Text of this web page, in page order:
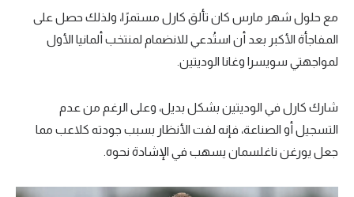
مع حلول شهر مارس كان تألق كارل مستمرًا، ولذلك حصل على
المفاجأة الأكبر بعد أن استُدعي للانضمام لمنتخب ألمانيا الأول
لمواجهتي سويسرا وغانا الوديتين.
شارك كارل في الوديتين بشكل بديل، وعلى الرغم من عدم
التسجيل أو الصناعة، فإنه لفت الأنظار بسبب جودته كلاعب مما
جعل يورغن ناغلسمان يسهب في الإشادة نحوه.